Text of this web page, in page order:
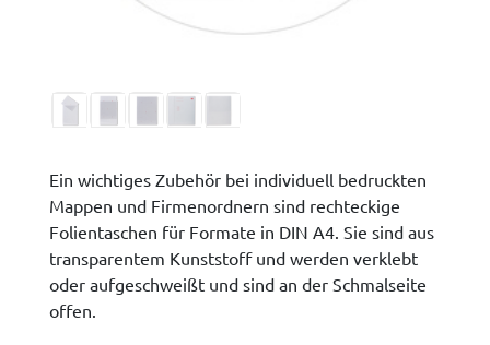
Ein wichtiges Zubehör bei individuell bedruckten
Mappen und Firmenordnern sind rechteckige
Folientaschen für Formate in DIN A4. Sie sind aus
transparentem Kunststoff und werden verklebt
oder aufgeschweißt und sind an der Schmalseite
offen.